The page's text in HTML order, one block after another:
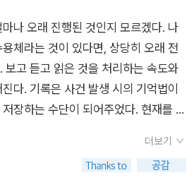
리를 두고 서로를 바
에서 행복한 삶을 살아가는 방법이라
. 어쩌면 자신을 그렇게 바라보는 것
때문일 것이다. 작가는 이 일을 길 위
동행하고 있는 그녀의 걷기를 상상해
이 아니었으며, 뉴욕도 마찬가지였다.
아왔다는 말은 적절하지 않지만 나는
꾸지 않는다. 어린 시절 내가 보았던
수많은 피곤이 쌓은 찌든 삶으로 만든
만 보인다. 한치의 쉼도 허락되지 않는
도시 내면의 풍경을 찾는 건 소원한
엔 나의 사람들이 만들어낼 관계와 사랑
언젠가 찾게 될 도시는 그들과 함께 나
누다 헤어지고 그 대화의 내용도 대부
가 드러내든 내가 드러내든 꼭 한 명
몇몇 친구들이 있다. 그 친구들과 나의
것처럼 서로에게 활기를 불어넣기보
어야만 같이 있을 수 있는 관계이다.
자리를 미리 마련’해 두기보다는 ‘일
은 말한다. 그것은 모두 기질 문제라고.
우리, 나와 내 친구들은 이 도시에서
는 이렇게 적는다. “그 위태로운 상황
도 못했던 내 작은 뇌로 몰려들던 온갖
던 건, 내가 동행해줄 이도, 비밀을 나
찾아냈다는 사실이다. 이 세상엔 비밀
인 동시에 나와 같은 몸을 쓰는 누군가
이 있었고 우린 서로 이야기를 나눴다.
나를 알아주는 이를 발견한다는 건 크
니라 갈등과 괴리, 환상과 정서로 짜
는 자기 자신과의 친구 됨이다. 보
하는 갈망과 환상에서 내가 자유롭지
자체를 있는 그대로 수용하지 못하는
아마 고닉의 어머니처럼 마춤맞은 것,
에서 벗어나지 못하는 견고한 욕망이
, 고닉은 일상의 마주침들, 흔한 도시
쾌하게 불러낸다. 시내버스 안에서 쩌
, 두근두근 하는 심정으로. 하지만 이
다. 물론 여전히 ‘짝 없는 여자‘ 그대로
고 두번의 결혼과 두번의 이혼을 경험
소유자인 어머니가 불쑥 등장해 웃음
, 뉴욕의 거리를 20년 지기 레너드와 일
동네나 자신이 살고 있는 동네에서 만
, 연극 또는 공연, 낭독회에도 가고
마나 오래 진행된 것인지 모르겠다. 나
체라는 것이 있다면, 상당히 오래 전
보고 듣고 읽은 것을 처리하는 속도와
다. 기록은 사건 발생 시의 기억법이
장하는 수단이 되어주었다. 현재를 살
온다. “그 긴 세월 해본 적도 없는, 현
떻게 해낸단 말인가?”누적된 슬픔과
더보기